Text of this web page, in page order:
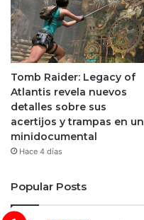
Tomb Raider: Legacy of
Atlantis revela nuevos
detalles sobre sus
acertijos y trampas en un
minidocumental
Hace 4 días
Popular Posts